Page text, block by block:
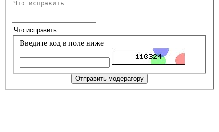
Введите код в поле ниже
Отправить модератору